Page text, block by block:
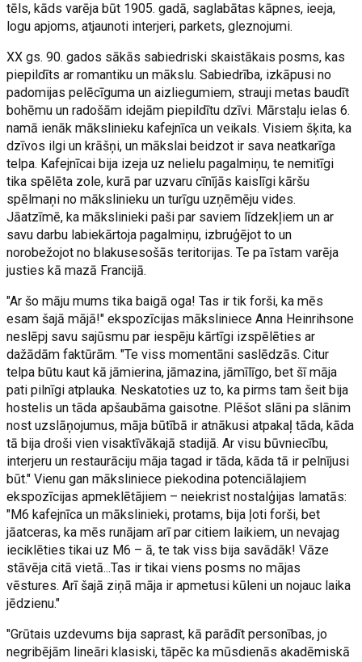
tēls, kāds varēja būt 1905. gadā, saglabātas kāpnes, ieeja,
logu apjoms, atjaunoti interjeri, parkets, gleznojumi.
XX gs. 90. gados sākās sabiedriski skaistākais posms, kas
piepildīts ar romantiku un mākslu. Sabiedrība, izkāpusi no
padomijas pelēcīguma un aizliegumiem, strauji metas baudīt
bohēmu un radošām idejām piepildītu dzīvi. Mārstaļu ielas 6.
namā ienāk mākslinieku kafejnīca un veikals. Visiem šķita, ka
dzīvos ilgi un krāšņi, un mākslai beidzot ir sava neatkarīga
telpa. Kafejnīcai bija izeja uz nelielu pagalmiņu, te nemitīgi
tika spēlēta zole, kurā par uzvaru cīnījās kaislīgi kāršu
spēlmaņi no mākslinieku un turīgu uzņēmēju vides.
Jāatzīmē, ka mākslinieki paši par saviem līdzekļiem un ar
savu darbu labiekārtoja pagalmiņu, izbruģējot to un
norobežojot no blakusesošās teritorijas. Te pa īstam varēja
justies kā mazā Francijā.
"Ar šo māju mums tika baigā oga! Tas ir tik forši, ka mēs
esam šajā mājā!" ekspozīcijas māksliniece Anna Heinrihsone
neslēpj savu sajūsmu par iespēju kārtīgi izspēlēties ar
dažādām faktūrām. "Te viss momentāni saslēdzās. Citur
telpa būtu kaut kā jāmierina, jāmazina, jāmīlīgo, bet šī māja
pati pilnīgi atplauka. Neskatoties uz to, ka pirms tam šeit bija
hostelis un tāda apšaubāma gaisotne. Plēšot slāni pa slānim
nost uzslāņojumus, māja būtībā ir atnākusi atpakaļ tāda, kāda
tā bija droši vien visaktīvākajā stadijā. Ar visu būvniecību,
interjeru un restaurāciju māja tagad ir tāda, kāda tā ir pelnījusi
būt." Vienu gan māksliniece piekodina potenciālajiem
ekspozīcijas apmeklētājiem – neiekrist nostalģijas lamatās:
"M6 kafejnīca un mākslinieki, protams, bija ļoti forši, bet
jāatceras, ka mēs runājam arī par citiem laikiem, un nevajag
ieciklēties tikai uz M6 – ā, te tak viss bija savādāk! Vāze
stāvēja citā vietā...Tas ir tikai viens posms no mājas
vēstures. Arī šajā ziņā māja ir apmetusi kūleni un nojauc laika
jēdzienu."
"Grūtais uzdevums bija saprast, kā parādīt personības, jo
negribējām lineāri klasiski, tāpēc ka mūsdienās akadēmiskā